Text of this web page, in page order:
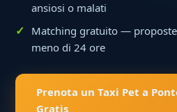
ansiosi o malati
Matching gratuito —
meno di 24 ore
Prenota un Taxi Pet a
Gratis